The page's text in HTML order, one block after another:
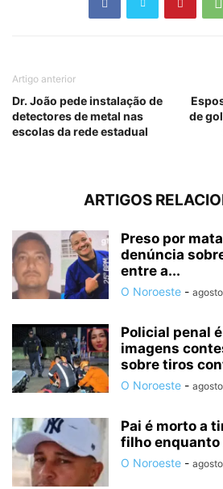
Artigo anterior
Dr. João pede instalação de
detectores de metal nas
escolas da rede estadual
de
ARTIGOS
Preso por
denúncia
entre a...
O Noroeste -
Policial penal
imagens
sobre tiros
O Noroeste -
Pai é morto a
filho enquanto
O Noroeste -